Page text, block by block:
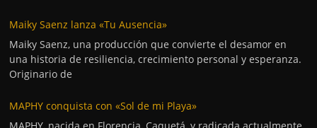
Maiky Saenz lanza «Tu Ausencia»
Maiky Saenz, una producción que convierte el desamor en
una historia de resiliencia, crecimiento personal y esperanza.
Originario de
MAPHY conquista con «Sol de mi Playa»
MAPHY, nacida en Florencia, Caquetá, y radicada actualmente